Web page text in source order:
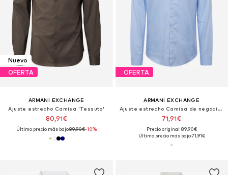
Nuevo
OFERTA
ARMANI EXCHANGE
Ajuste estrecho Camisa 'Tessuto'
80,91€
Último precio más bajo:89,90€-10%
OFERTA
ARMANI EXCHANGE
Ajuste estrecho Camisa de negocios 'CAMICIA'
71,91€
Precio original: 89,90€
Último precio más bajo:71,91€